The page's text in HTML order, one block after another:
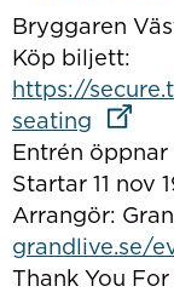
Bryggaren
Köp biljett:
https://
seatingLänk
Entrén öppnar
Startar 11 nov
Arrangör:
grandlive.se/
Thank You